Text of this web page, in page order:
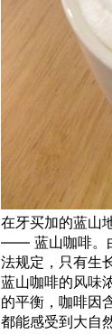
在牙买加的蓝山
—— 蓝山咖啡。
法规定，只有生
蓝山咖啡的风味
的平衡，咖啡因
都能感受到大自